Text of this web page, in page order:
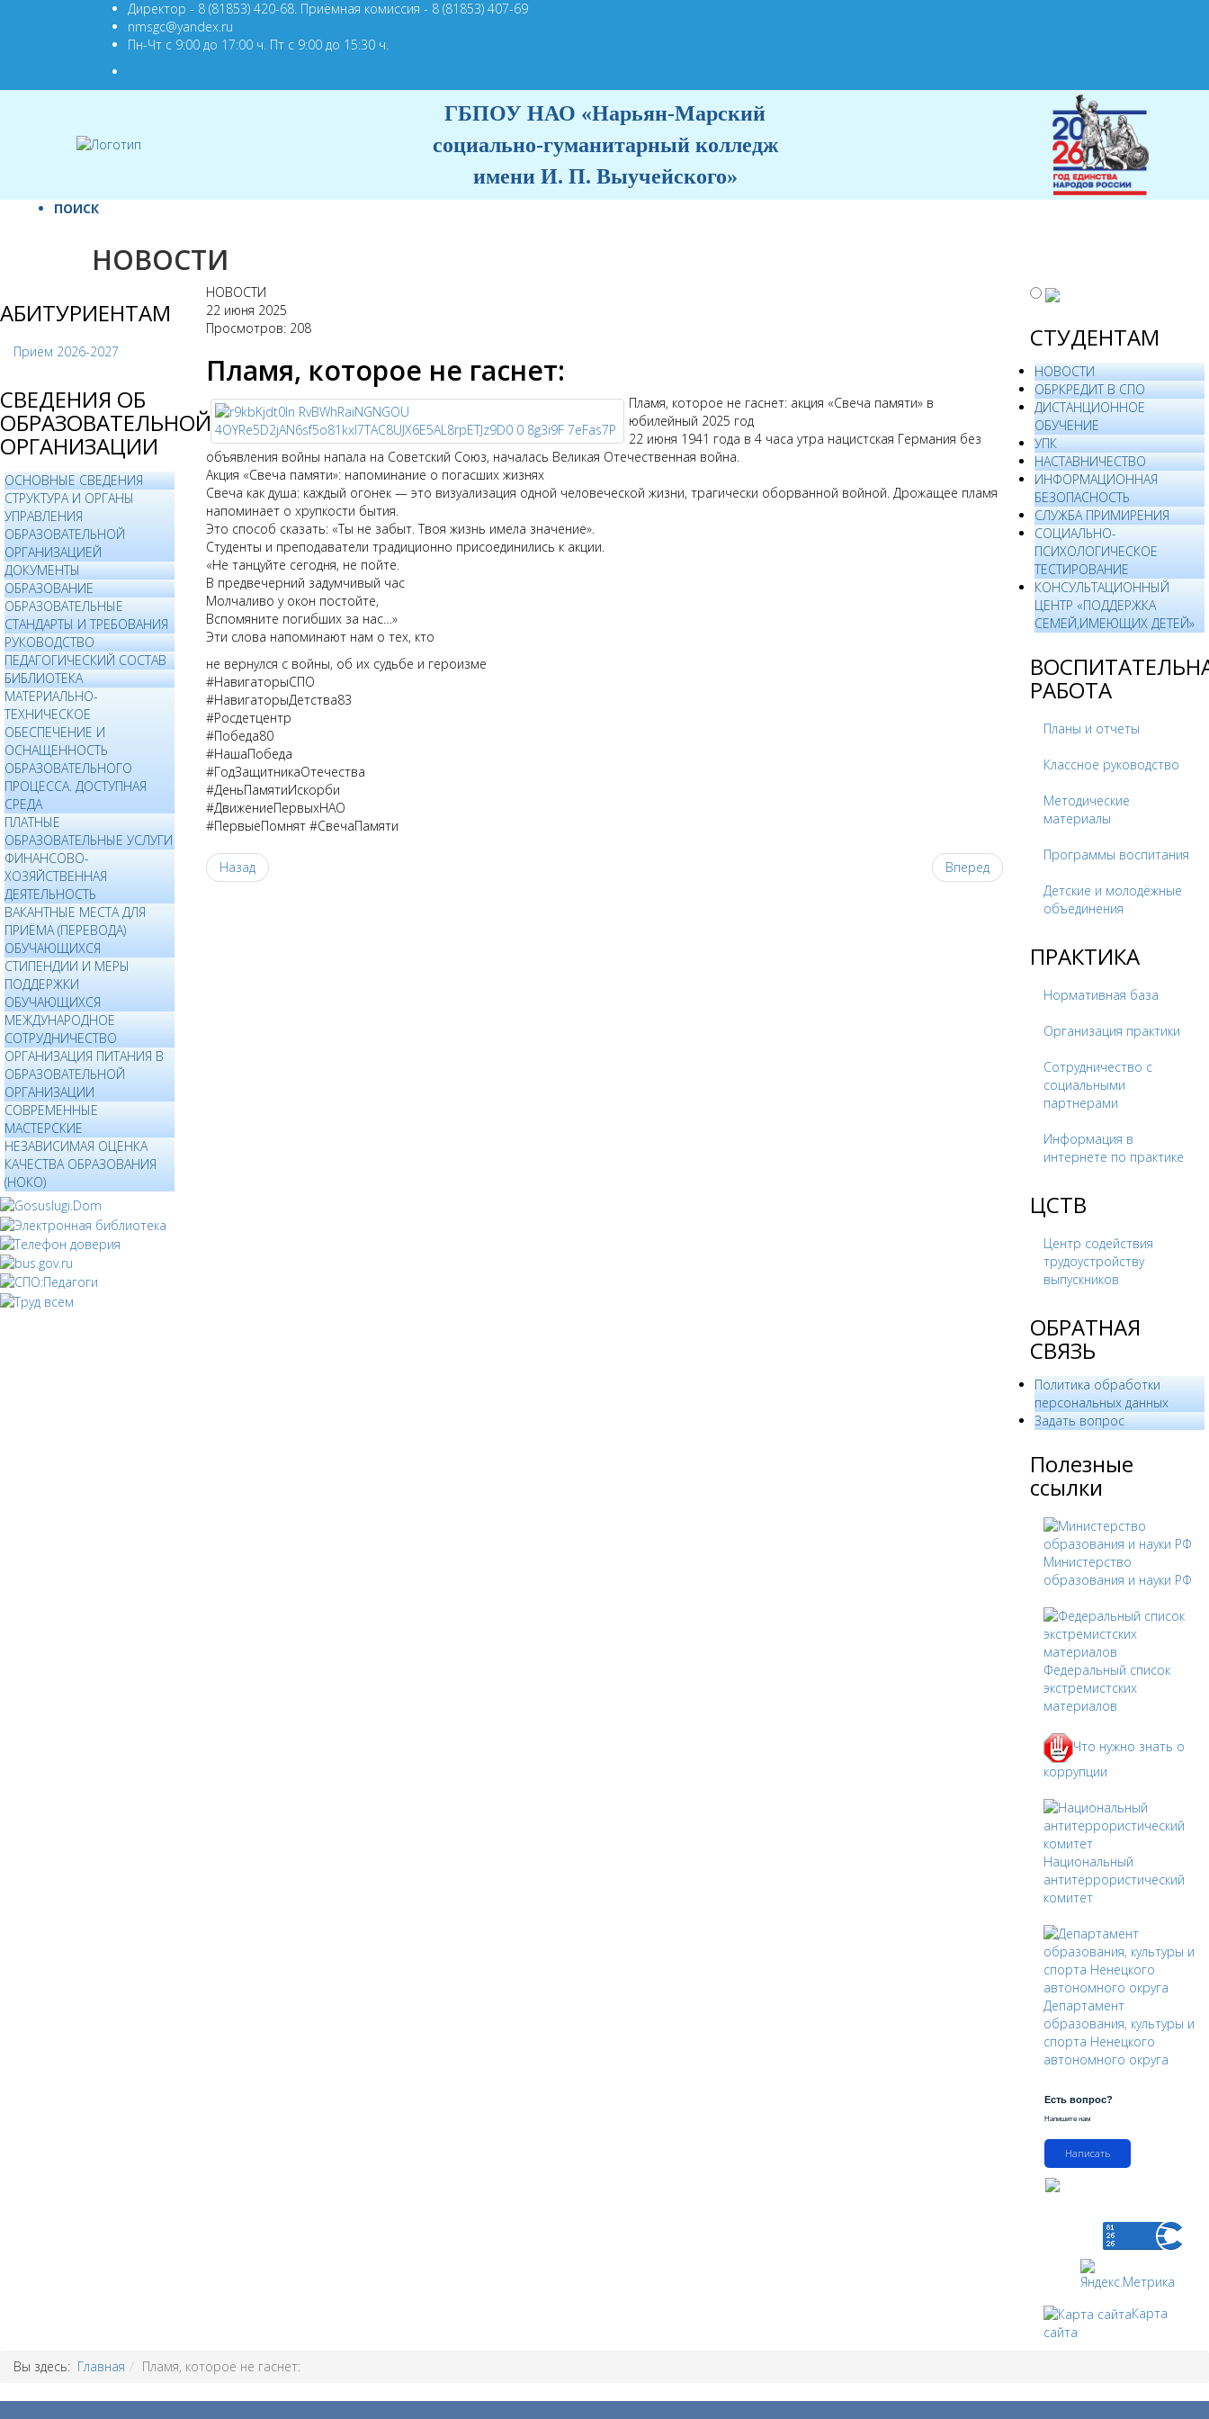
Директор - 8 (81853) 420-68. Приёмная комиссия - 8 (81853) 407-69
nmsgc@yandex.ru
Пн-Чт с 9:00 до 17:00 ч. Пт с 9:00 до 15:30 ч.
ГБПОУ НАО «Нарьян-Марский
социально-гуманитарный колледж
имени И. П. Выучейского»
ПОИСК
НОВОСТИ
АБИТУРИЕНТАМ
Приём 2026-2027
СВЕДЕНИЯ ОБ
ОБРАЗОВАТЕЛЬНОЙ
ОРГАНИЗАЦИИ
ОСНОВНЫЕ СВЕДЕНИЯ
СТРУКТУРА И ОРГАНЫ
УПРАВЛЕНИЯ
ОБРАЗОВАТЕЛЬНОЙ
ОРГАНИЗАЦИЕЙ
ДОКУМЕНТЫ
ОБРАЗОВАНИЕ
ОБРАЗОВАТЕЛЬНЫЕ
СТАНДАРТЫ И ТРЕБОВАНИЯ
РУКОВОДСТВО
ПЕДАГОГИЧЕСКИЙ СОСТАВ
БИБЛИОТЕКА
МАТЕРИАЛЬНО-
ТЕХНИЧЕСКОЕ
ОБЕСПЕЧЕНИЕ И
ОСНАЩЕННОСТЬ
ОБРАЗОВАТЕЛЬНОГО
ПРОЦЕССА. ДОСТУПНАЯ
СРЕДА
ПЛАТНЫЕ
ОБРАЗОВАТЕЛЬНЫЕ УСЛУГИ
ФИНАНСОВО-
ХОЗЯЙСТВЕННАЯ
ДЕЯТЕЛЬНОСТЬ
ВАКАНТНЫЕ МЕСТА ДЛЯ
ПРИЁМА (ПЕРЕВОДА)
ОБУЧАЮЩИХСЯ
СТИПЕНДИИ И МЕРЫ
ПОДДЕРЖКИ
ОБУЧАЮЩИХСЯ
МЕЖДУНАРОДНОЕ
СОТРУДНИЧЕСТВО
ОРГАНИЗАЦИЯ ПИТАНИЯ В
ОБРАЗОВАТЕЛЬНОЙ
ОРГАНИЗАЦИИ
СОВРЕМЕННЫЕ
МАСТЕРСКИЕ
НЕЗАВИСИМАЯ ОЦЕНКА
КАЧЕСТВА ОБРАЗОВАНИЯ
(НОКО)
НОВОСТИ
22 июня 2025
Просмотров: 208
Пламя, которое не гаснет:
Пламя, которое не гаснет: акция «Свеча памяти» в
юбилейный 2025 год
22 июня 1941 года в 4 часа утра нацистская Германия без
объявления войны напала на Советский Союз, началась Великая Отечественная война.
Акция «Свеча памяти»: напоминание о погасших жизнях
Свеча как душа: каждый огонек — это визуализация одной человеческой жизни, трагически оборванной войной. Дрожащее пламя
напоминает о хрупкости бытия.
Это способ сказать: «Ты не забыт. Твоя жизнь имела значение».
Студенты и преподаватели традиционно присоединились к акции.
«Не танцуйте сегодня, не пойте.
В предвечерний задумчивый час
Молчаливо у окон постойте,
Вспомяните погибших за нас…»
Эти слова напоминают нам о тех, кто
не вернулся с войны, об их судьбе и героизме
#НавигаторыСПО
#НавигаторыДетства83
#Росдетцентр
#Победа80
#НашаПобеда
#ГодЗащитникаОтечества
#ДеньПамятиИскорби
#ДвижениеПервыхНАО
#ПервыеПомнят #СвечаПамяти
Назад Вперед
СТУДЕНТАМ
НОВОСТИ
ОБРКРЕДИТ В СПО
ДИСТАНЦИОННОЕ
ОБУЧЕНИЕ
УПК
НАСТАВНИЧЕСТВО
ИНФОРМАЦИОННАЯ
БЕЗОПАСНОСТЬ
СЛУЖБА ПРИМИРЕНИЯ
СОЦИАЛЬНО-
ПСИХОЛОГИЧЕСКОЕ
ТЕСТИРОВАНИЕ
КОНСУЛЬТАЦИОННЫЙ
ЦЕНТР «ПОДДЕРЖКА
СЕМЕЙ,ИМЕЮЩИХ ДЕТЕЙ»
РАБОТА
Планы и отчеты
Классное руководство
Методические
материалы
Программы воспитания
Детские и молодёжные
объединения
ПРАКТИКА
Нормативная база
Организация практики
Сотрудничество с
социальными
партнерами
Информация в
интернете по практике
ЦСТВ
Центр содействия
трудоустройству
выпускников
ОБРАТНАЯ
СВЯЗЬ
Политика обработки
персональных данных
­Задать вопрос
Полезные
ссылки
Министерство
образования и науки РФ
Федеральный список
экстремистских
материалов
Что нужно знать о
коррупции
Национальный
антитеррористический
комитет
Департамент
образования, культуры и
спорта Ненецкого
автономного округа
Есть вопрос?
Напишите нам
Написать
Карта
сайта
Вы здесь: Главная Пламя, которое не гаснет: